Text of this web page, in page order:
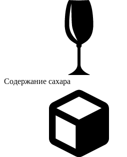
Содержание сахара